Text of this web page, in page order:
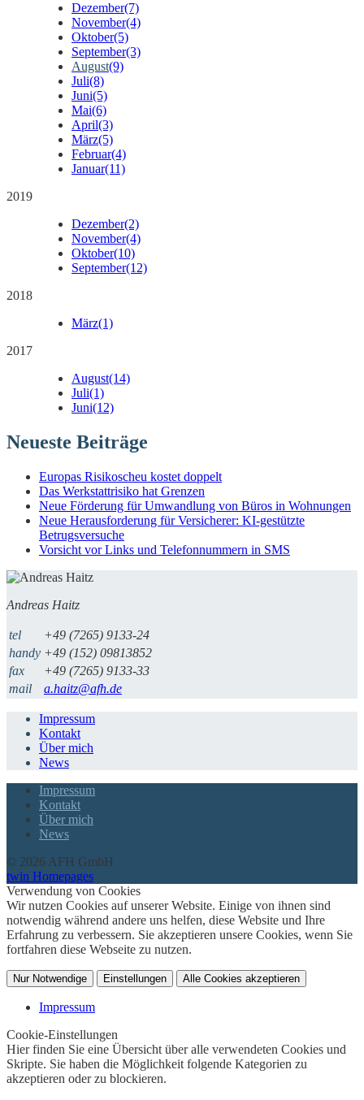
Dezember(7)
November(4)
Oktober(5)
September(3)
August(9)
Juli(8)
Juni(5)
Mai(6)
April(3)
März(5)
Februar(4)
Januar(11)
2019
Dezember(2)
November(4)
Oktober(10)
September(12)
2018
März(1)
2017
August(14)
Juli(1)
Juni(12)
Neueste Beiträge
Europas Risikoscheu kostet doppelt
Das Werkstattrisiko hat Grenzen
Neue Förderung für Umwandlung von Büros in Wohnungen
Neue Herausforderung für Versicherer: KI-gestützte
Betrugsversuche
Vorsicht vor Links und Telefonnummern in SMS
Andreas Haitz
tel
+49 (7265) 9133-24
handy +49 (152) 09813852
fax
+49 (7265) 9133-33
mail
a.haitz@afh.de
Impressum
Kontakt
Über mich
News
Impressum
Kontakt
Über mich
News
© 2026 AFH GmbH
twin Homepages
Verwendung von Cookies
Wir nutzen Cookies auf unserer Website. Einige von ihnen sind
notwendig während andere uns helfen, diese Website und Ihre
Erfahrung zu verbessern. Sie akzeptieren unsere Cookies, wenn Sie
fortfahren diese Webseite zu nutzen.
Nur Notwendige Einstellungen Alle Cookies akzeptieren
Impressum
Cookie-Einstellungen
Hier finden Sie eine Übersicht über alle verwendeten Cookies und
Skripte. Sie haben die Möglichkeit folgende Kategorien zu
akzeptieren oder zu blockieren.